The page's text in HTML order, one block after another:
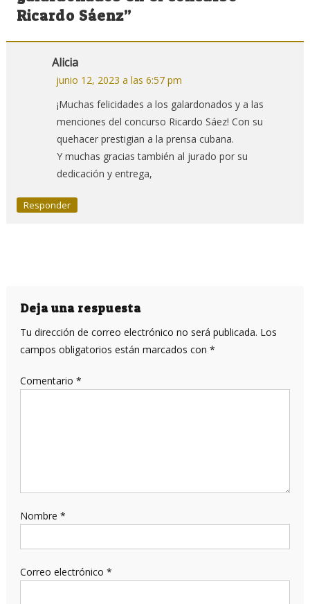
Ricardo Sáenz”
Alicia
junio 12, 2023 a las 6:57 pm
¡Muchas felicidades a los galardonados y a las
menciones del concurso Ricardo Sáez! Con su
quehacer prestigian a la prensa cubana.
Y muchas gracias también al jurado por su
dedicación y entrega,
Responder
Deja una respuesta
Tu dirección de correo electrónico no será publicada. Los
campos obligatorios están marcados con *
Comentario *
Nombre *
Correo electrónico *